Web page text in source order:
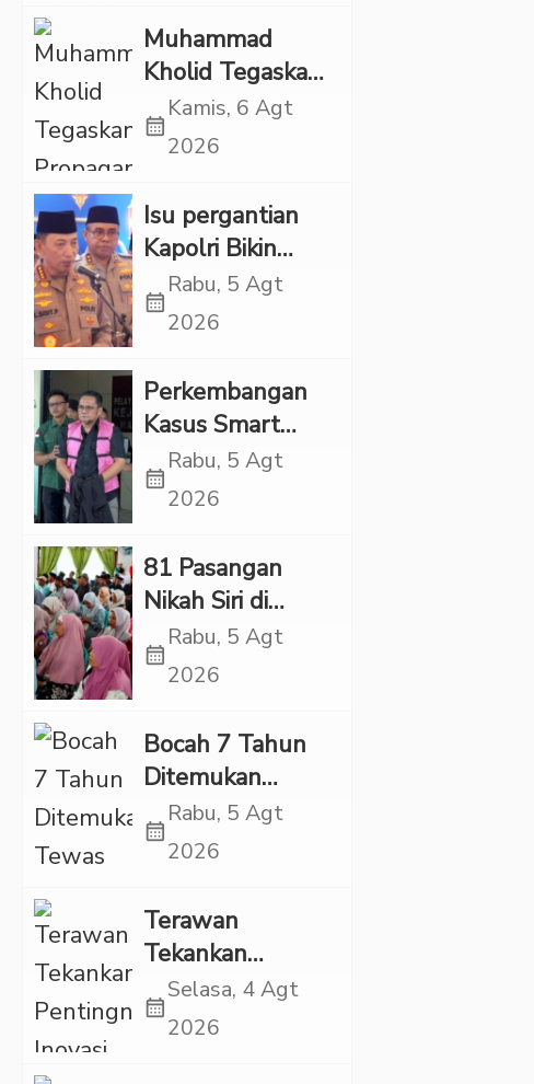
Muhammad
Kholid Tegaskan
Propaganda
LGBT Harus
Minta Negara
Melindungi
Korban
calendar_month
Kamis, 6 Agt
2026
Isu pergantian
Kapolri Bikin
Panas, JMP Puji
Respons Jenderal
“Adem”
calendar_month
Rabu, 5 Agt
2026
Perkembangan
Kasus Smart
Village, Jaksa
Kembali Periksa
calendar_month
Rabu, 5 Agt
2026
81 Pasangan
Nikah Siri di
Tapsel Ikuti
Sidang Isbat
calendar_month
Rabu, 5 Agt
2026
Bocah 7 Tahun
Ditemukan
Tewas dalam
Sumur di Tapsel,
Kekerasan
calendar_month
Rabu, 5 Agt
2026
Terawan
Tekankan
Pentingnya
Inovasi
calendar_month
Selasa, 4 Agt
2026